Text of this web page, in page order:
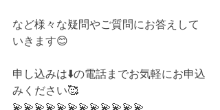
など様々な疑問やご質問にお答えして
いきます😊⁡⁡
申し込みは⬇️の電話までお気軽にお申込
みください🥰⁡